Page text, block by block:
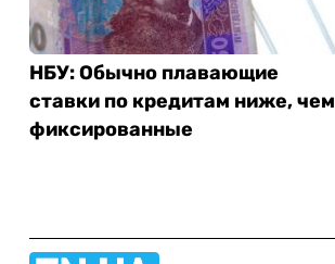
НБУ: Обычно плавающие
ставки по кредитам ниже, чем
фиксированные